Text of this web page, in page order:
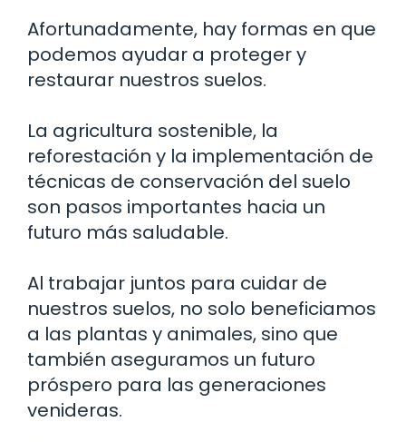
Afortunadamente, hay formas en que
podemos ayudar a proteger y
restaurar nuestros suelos.
La agricultura sostenible, la
reforestación y la implementación de
técnicas de conservación del suelo
son pasos importantes hacia un
futuro más saludable.
Al trabajar juntos para cuidar de
nuestros suelos, no solo beneficiamos
a las plantas y animales, sino que
también aseguramos un futuro
próspero para las generaciones
venideras.